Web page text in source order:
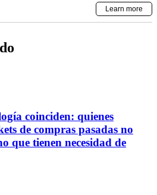
coinciden: quienes
de compras pasadas no
que tienen necesidad de